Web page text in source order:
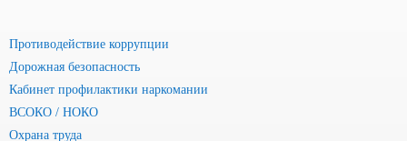
Противодействие коррупции
Дорожная безопасность
Кабинет профилактики наркомании
ВСОКО / НОКО
Охрана труда